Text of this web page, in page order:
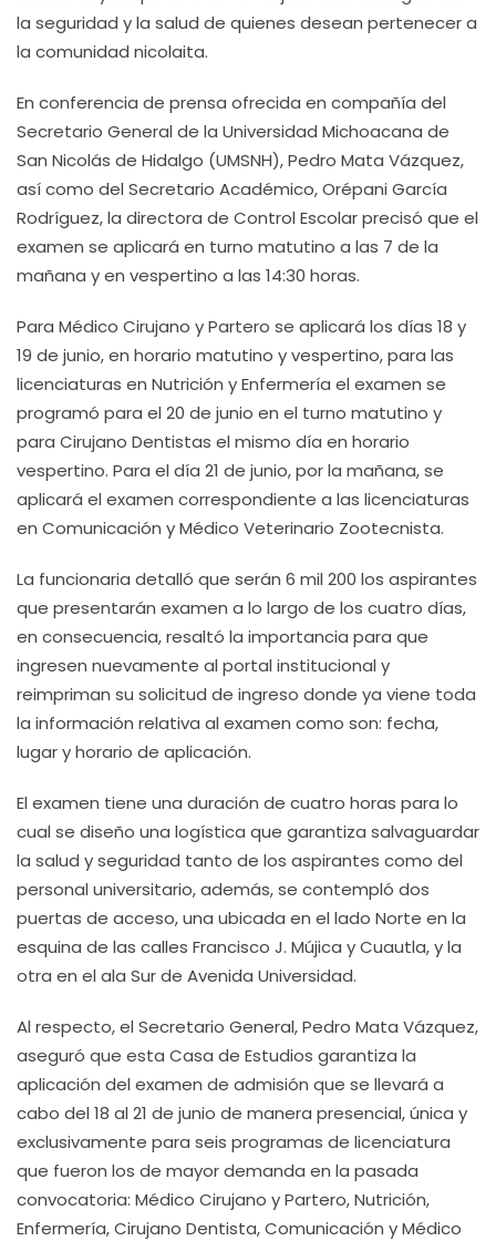
la seguridad y la salud de quienes desean pertenecer a
la comunidad nicolaita.
En conferencia de prensa ofrecida en compañía del
Secretario General de la Universidad Michoacana de
San Nicolás de Hidalgo (UMSNH), Pedro Mata Vázquez,
así como del Secretario Académico, Orépani García
Rodríguez, la directora de Control Escolar precisó que el
examen se aplicará en turno matutino a las 7 de la
mañana y en vespertino a las 14:30 horas.
Para Médico Cirujano y Partero se aplicará los días 18 y
19 de junio, en horario matutino y vespertino, para las
licenciaturas en Nutrición y Enfermería el examen se
programó para el 20 de junio en el turno matutino y
para Cirujano Dentistas el mismo día en horario
vespertino. Para el día 21 de junio, por la mañana, se
aplicará el examen correspondiente a las licenciaturas
en Comunicación y Médico Veterinario Zootecnista.
La funcionaria detalló que serán 6 mil 200 los aspirantes
que presentarán examen a lo largo de los cuatro días,
en consecuencia, resaltó la importancia para que
ingresen nuevamente al portal institucional y
reimpriman su solicitud de ingreso donde ya viene toda
la información relativa al examen como son: fecha,
lugar y horario de aplicación.
El examen tiene una duración de cuatro horas para lo
cual se diseño una logística que garantiza salvaguardar
la salud y seguridad tanto de los aspirantes como del
personal universitario, además, se contempló dos
puertas de acceso, una ubicada en el lado Norte en la
esquina de las calles Francisco J. Mújica y Cuautla, y la
otra en el ala Sur de Avenida Universidad.
Al respecto, el Secretario General, Pedro Mata Vázquez,
aseguró que esta Casa de Estudios garantiza la
aplicación del examen de admisión que se llevará a
cabo del 18 al 21 de junio de manera presencial, única y
exclusivamente para seis programas de licenciatura
que fueron los de mayor demanda en la pasada
convocatoria: Médico Cirujano y Partero, Nutrición,
Enfermería, Cirujano Dentista, Comunicación y Médico